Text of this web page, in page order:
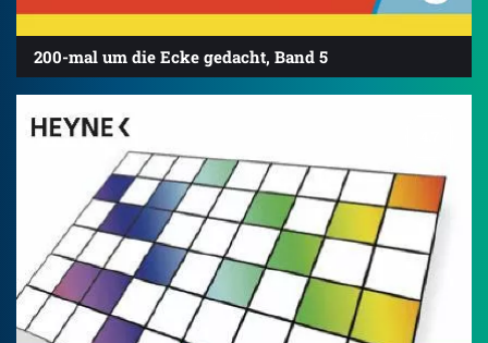
200-mal um die Ecke gedacht, Band 5